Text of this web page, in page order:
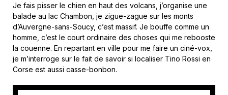
Je fais pisser le chien en haut des volcans, j’organise une
balade au lac Chambon, je zigue-zague sur les monts
d’Auvergne-sans-Soucy, c’est massif. Je bouffe comme un
homme, c’est le court ordinaire des choses qui me rebooste
la couenne. En repartant en ville pour me faire un ciné-vox,
je m’interroge sur le fait de savoir si localiser Tino Rossi en
Corse est aussi casse-bonbon.